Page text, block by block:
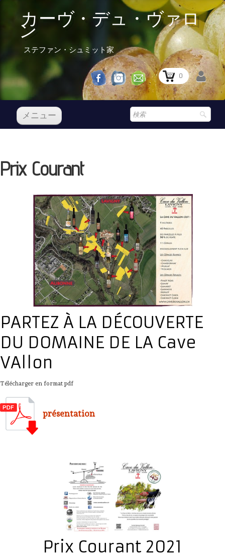
カーヴ・デュ・ヴァロ
ン
ステファン・シュミット家
0
メニュー
Boutique▼
Prix Courant
レセプション
Présentation
Dégustation
Infos pratiques▼
Médias▼
Login ▼
Prix Courant
PARTEZ À LA DÉCOUVERTE
DU DOMAINE DE LA Cave
VAllon
Télécharger en format pdf
présentation
Prix Courant 2021